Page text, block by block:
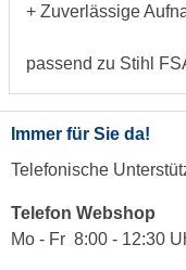
+ Zuverlässige
passend zu Stihl
Immer für Sie da!
Telefonische
Telefon Webshop
Mo - Fr 8:00 - 12:30